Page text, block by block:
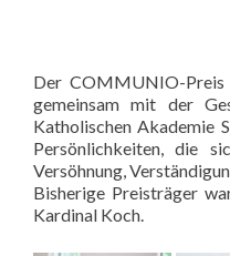
Der COMMUNIO-
gemeinsam mit der
Katholischen Akademie
Persönlichkeiten, die
Versöhnung,
Bisherige Preisträger
Kardinal Koch.